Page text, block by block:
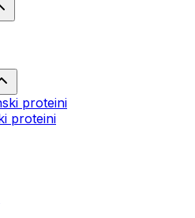
proteini
proteini